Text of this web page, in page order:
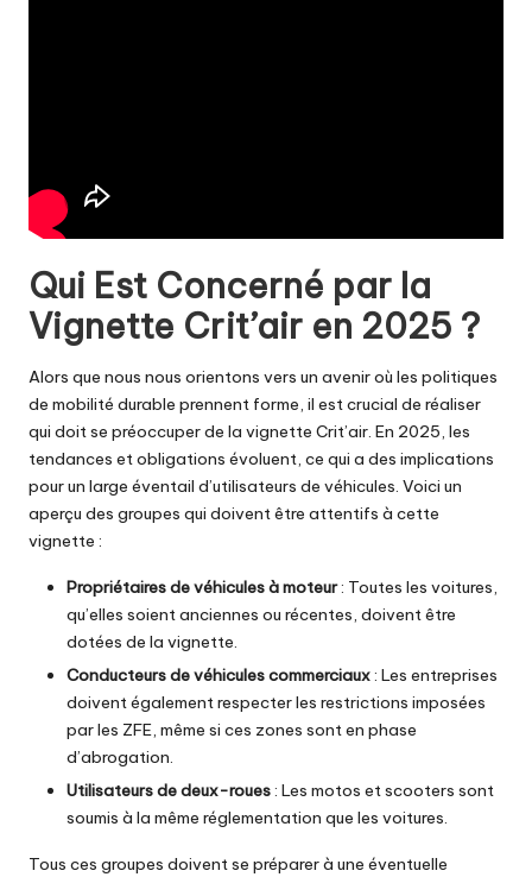
Qui Est Concerné par la
Vignette Crit’air en 2025 ?
Alors que nous nous orientons vers un avenir où les politiques
de mobilité durable prennent forme, il est crucial de réaliser
qui doit se préoccuper de la vignette Crit’air. En 2025, les
tendances et obligations évoluent, ce qui a des implications
pour un large éventail d’utilisateurs de véhicules. Voici un
aperçu des groupes qui doivent être attentifs à cette
vignette :
Propriétaires de véhicules à moteur: Toutes les voitures,
qu’elles soient anciennes ou récentes, doivent être
dotées de la vignette.
Conducteurs de véhicules commerciaux: Les entreprises
doivent également respecter les restrictions imposées
par les ZFE, même si ces zones sont en phase
d’abrogation.
Utilisateurs de deux-roues: Les motos et scooters sont
soumis à la même réglementation que les voitures.
Tous ces groupes doivent se préparer à une éventuelle